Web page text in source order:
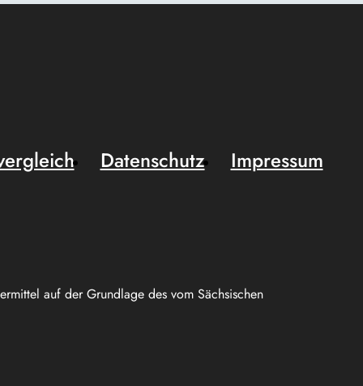
auf der Grundlage des vom Sächsischen
Datenschutz
Impressum